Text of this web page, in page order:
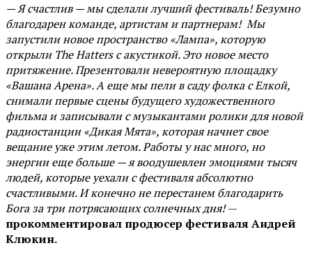
— Я счастлив — мы сделали лучший фестиваль! Безумно
благодарен команде, артистам и партнерам! Мы
запустили новое пространство «Лампа», которую
открыли The Hatters с акустикой. Это новое место
притяжение. Презентовали невероятную площадку
«Вашана Арена». А еще мы пели в саду фолка с Елкой,
снимали первые сцены будущего художественного
фильма и записывали с музыкантами ролики для новой
радиостанции «Дикая Мята», которая начнет свое
вещание уже этим летом. Работы у нас много, но
энергии еще больше — я воодушевлен эмоциями тысяч
людей, которые уехали с фестиваля абсолютно
счастливыми. И конечно не перестанем благодарить
Бога за три потрясающих солнечных дня!—
прокомментировал продюсер фестиваля Андрей
Клюкин.